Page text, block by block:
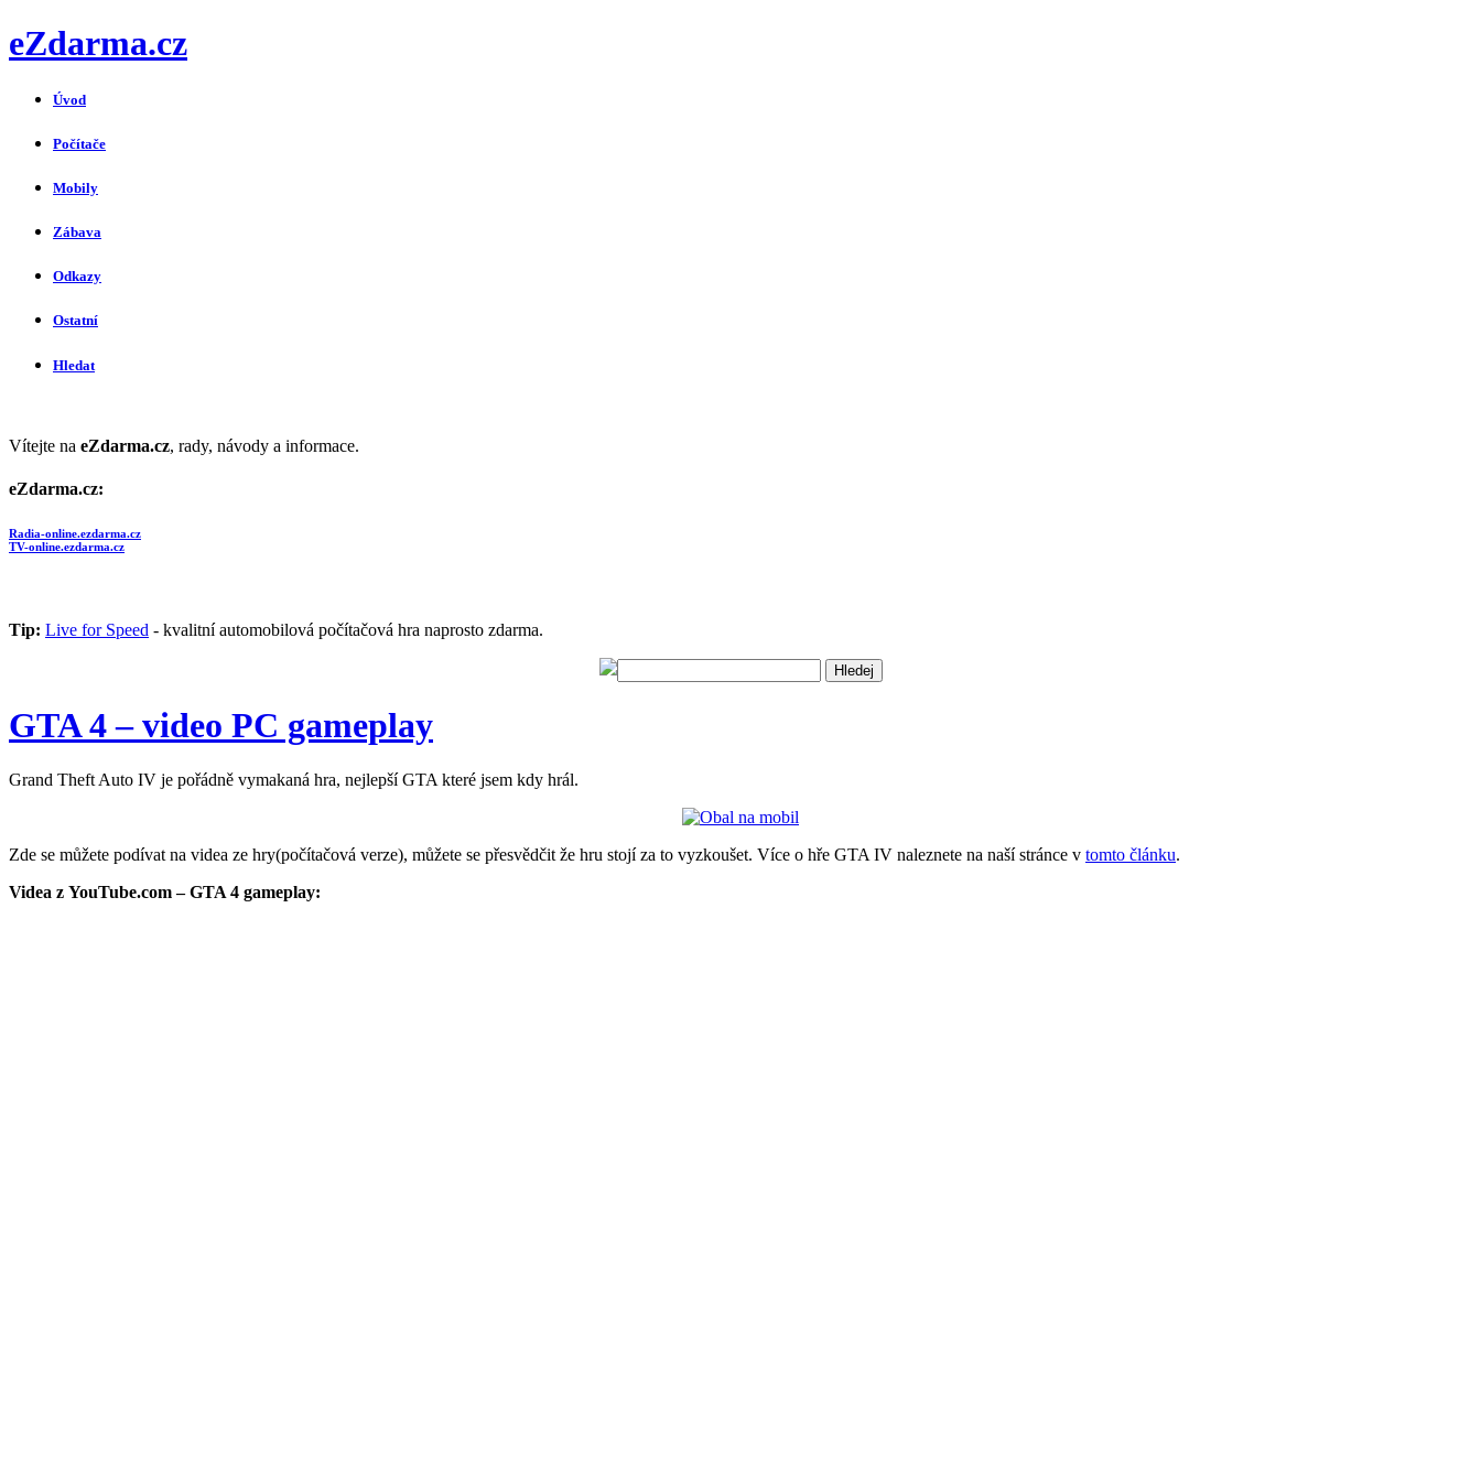
eZdarma.cz
Úvod
Počítače
Mobily
Zábava
Odkazy
Ostatní
Hledat
Vítejte na eZdarma.cz, rady, návody a informace.
eZdarma.cz:
Radia-online.ezdarma.cz
TV-online.ezdarma.cz
Tip: Live for Speed - kvalitní automobilová počítačová hra naprosto zdarma.
GTA 4 – video PC gameplay
Grand Theft Auto IV je pořádně vymakaná hra, nejlepší GTA které jsem kdy hrál.
Zde se můžete podívat na videa ze hry(počítačová verze), můžete se přesvědčit že hru stojí za to vyzkoušet. Více o hře GTA IV naleznete na naší stránce v tomto článku.
Videa z YouTube.com – GTA 4 gameplay: